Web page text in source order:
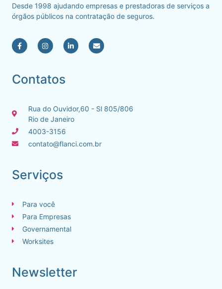
Desde 1998 ajudando empresas e prestadoras de serviços a
órgãos públicos na contratação de seguros.
Contatos
Rua do Ouvidor,60 - Sl 805/806
Rio de Janeiro
4003-3156
contato@flanci.com.br
Serviços
Para você
Para Empresas
Governamental
Worksites
Newsletter